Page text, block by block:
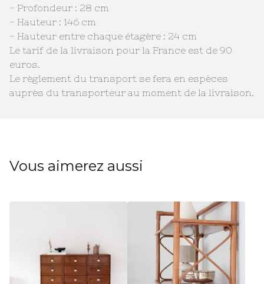
- Profondeur : 28 cm
- Hauteur : 146 cm
- Hauteur entre chaque étagère : 24 cm
Le tarif de la livraison pour la France est de 90
euros.
Le règlement du transport se fera en espèces
auprès du transporteur au moment de la livraison.
Vous aimerez aussi